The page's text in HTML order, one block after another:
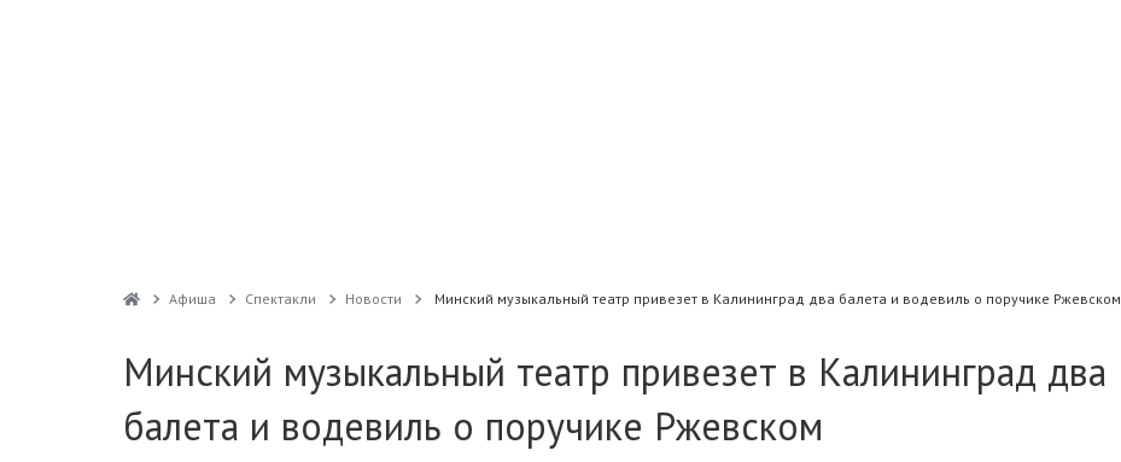
Афиша Спектакли Новости Минский музыкальный театр привезет в Калининград два балета и водевиль о поручике Ржевском
Минский музыкальный театр привезет в Калининград два
балета и водевиль о поручике Ржевском